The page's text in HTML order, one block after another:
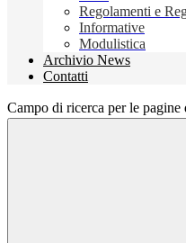
Regolamenti e
Informative
Modulistica
Archivio News
Contatti
Campo di ricerca per le pagine